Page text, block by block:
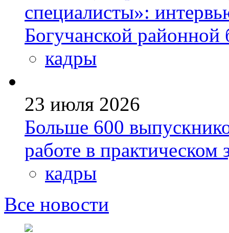
специалисты»:
Богучанской
кадры
23 июля 2026
Больше 600
работе в практическом
кадры
Все новости